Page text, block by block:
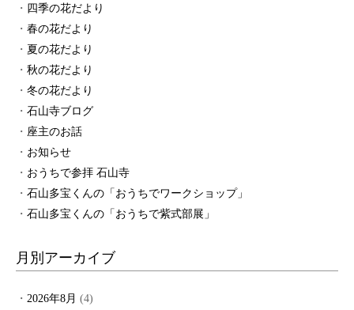
四季の花だより
春の花だより
夏の花だより
秋の花だより
冬の花だより
石山寺ブログ
座主のお話
お知らせ
おうちで参拝 石山寺
石山多宝くんの「おうちでワークショップ」
石山多宝くんの「おうちで紫式部展」
月別アーカイブ
2026年8月 (4)